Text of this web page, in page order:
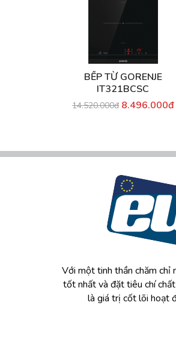
BẾP TỪ GORENJE
IT321BCSC
14.520.000đ 8.496.000đ
Với một tinh thần chăm chỉ
tốt nhất và đặt tiêu chí
là giá trị cốt lõi hoạt